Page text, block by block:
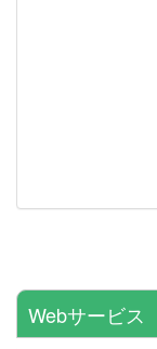
Webサービス